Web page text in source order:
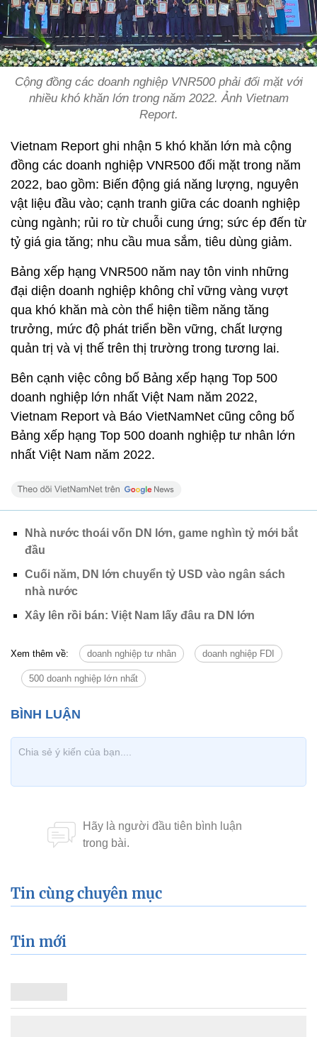
Cộng đồng các doanh nghiệp VNR500 phải đối mặt với
nhiều khó khăn lớn trong năm 2022. Ảnh Vietnam
Report.
Vietnam Report ghi nhận 5 khó khăn lớn mà cộng
đồng các doanh nghiệp VNR500 đối mặt trong năm
2022, bao gồm: Biến động giá năng lượng, nguyên
vật liệu đầu vào; cạnh tranh giữa các doanh nghiệp
cùng ngành; rủi ro từ chuỗi cung ứng; sức ép đến từ
tỷ giá gia tăng; nhu cầu mua sắm, tiêu dùng giảm.
Bảng xếp hạng VNR500 năm nay tôn vinh những
đại diện doanh nghiệp không chỉ vững vàng vượt
qua khó khăn mà còn thể hiện tiềm năng tăng
trưởng, mức độ phát triển bền vững, chất lượng
quản trị và vị thế trên thị trường trong tương lai.
Bên cạnh việc công bố Bảng xếp hạng Top 500
doanh nghiệp lớn nhất Việt Nam năm 2022,
Vietnam Report và Báo VietNamNet cũng công bố
Bảng xếp hạng Top 500 doanh nghiệp tư nhân lớn
nhất Việt Nam năm 2022.
Nhà nước thoái vốn DN lớn, game nghìn tỷ mới bắt
đầu
Cuối năm, DN lớn chuyển tỷ USD vào ngân sách
nhà nước
Xây lên rồi bán: Việt Nam lấy đâu ra DN lớn
Xem thêm về: doanh nghiệp tư nhân doanh nghiệp FDI
500 doanh nghiệp lớn nhất
Tin cùng chuyên mục
Tin mới